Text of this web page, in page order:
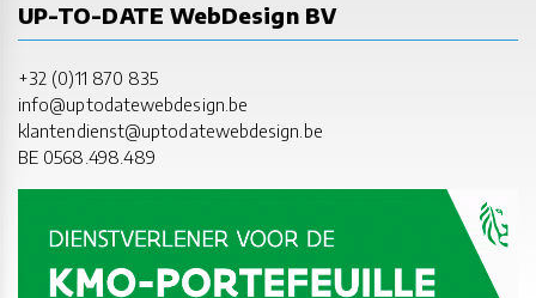
UP-TO-DATE WebDesign BV
+32 (0)11 870 835
info@uptodatewebdesign.be
klantendienst@uptodatewebdesign.be
BE 0568.498.489